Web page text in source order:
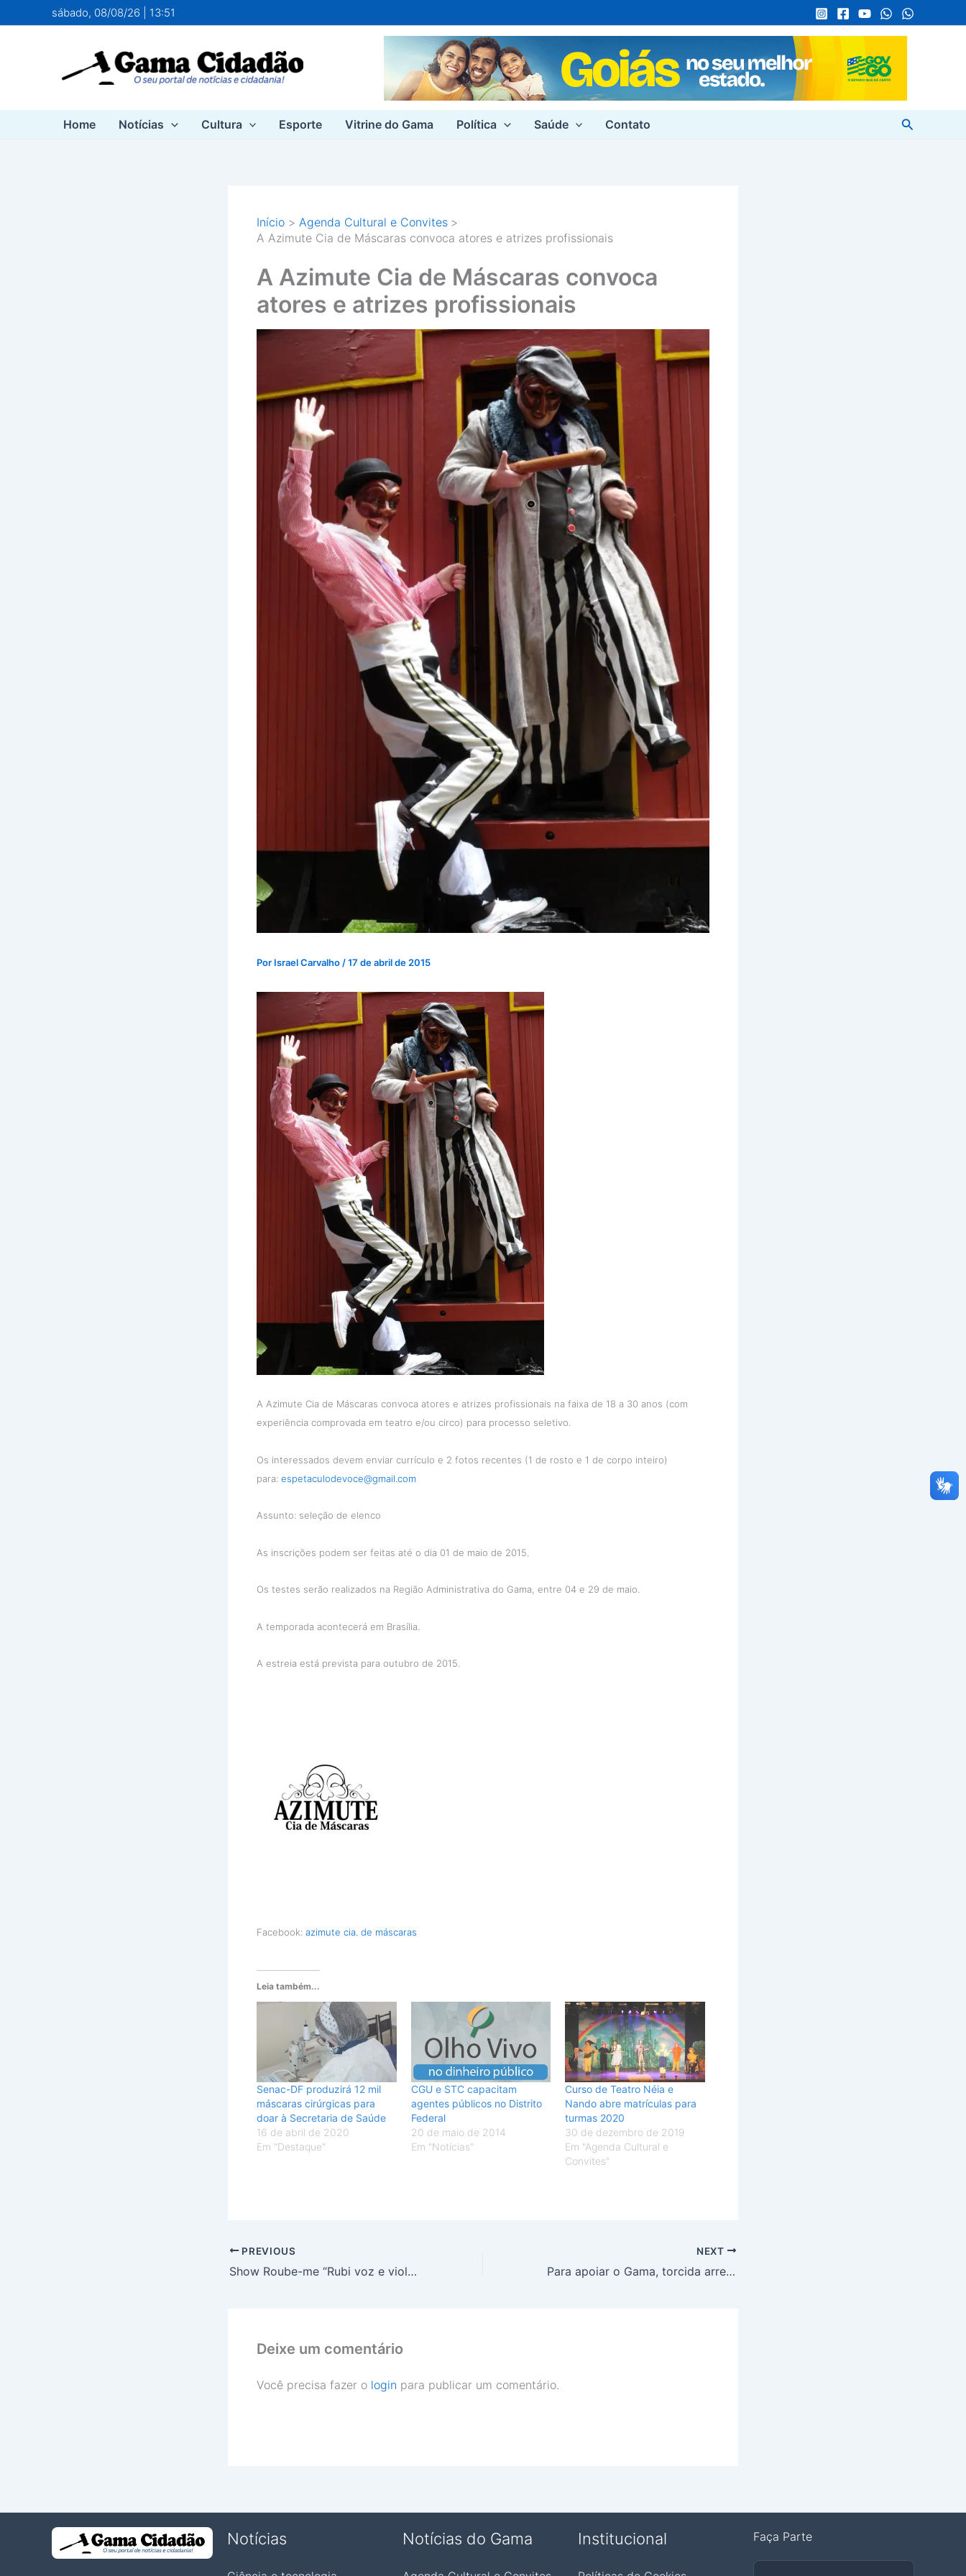
para
sábado, 08/08/26 | 13:51
Home Notícias Cultura Esporte Vitrine do Gama Política Saúde Contato Pesquisar
Início
Agenda Cultural e Convites
A Azimute Cia de Máscaras convoca atores e atrizes profissionais
A Azimute Cia de Máscaras convoca
atores e atrizes profissionais
Por Israel Carvalho /17 de abril de 2015
A Azimute Cia de Máscaras convoca atores e atrizes profissionais na faixa de 18 a 30 anos (com
experiência comprovada em teatro e/ou circo) para processo seletivo.
Os interessados devem enviar currículo e 2 fotos recentes (1 de rosto e 1 de corpo inteiro)
para: espetaculodevoce@gmail.com
Assunto: seleção de elenco
As inscrições podem ser feitas até o dia 01 de maio de 2015.
Os testes serão realizados na Região Administrativa do Gama, entre 04 e 29 de maio.
A temporada acontecerá em Brasília.
A estreia está prevista para outubro de 2015.
Facebook: azimute cia. de máscaras
Leia também...
Senac-DF produzirá 12 mil
máscaras cirúrgicas para
doar à Secretaria de Saúde
16 de abril de 2020
Em "Destaque"
CGU e STC capacitam
agentes públicos no Distrito
Federal
20 de maio de 2014
Em "Notícias"
Curso de Teatro Néia e
Nando abre matrículas para
turmas 2020
30 de dezembro de 2019
Em "Agenda Cultural e
Convites"
PREVIOUS
Show Roube-me “Rubi voz e violão” no Cia de Teatro Semente
NEXT
Para apoiar o Gama, torcida arrecada doações para festa neste sábado (18)
Deixe um comentário
Você precisa fazer o login para publicar um comentário.
Notícias Notícias do Gama Institucional Faça Parte